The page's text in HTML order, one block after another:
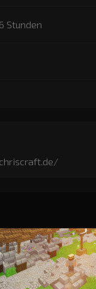
Stunden